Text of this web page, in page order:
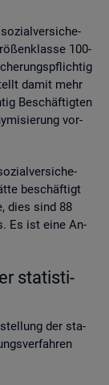
so­zi­al­ver­si­che­
100-
damit mehr
Be­schäf­tig­ten
vor­
be­schäf­tigt
dies sind 88
Es ist eine An­
sta­tis­ti­
der sta­